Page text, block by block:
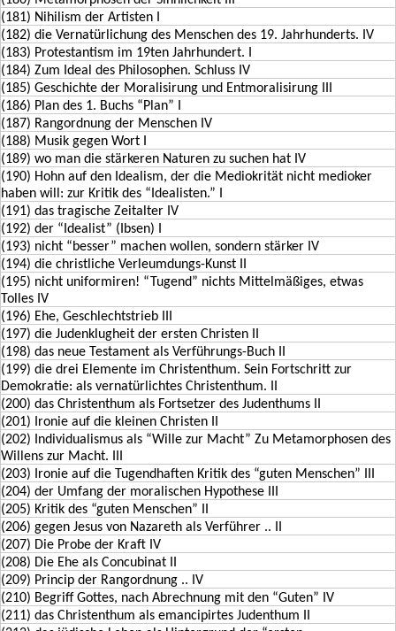
(181) Nihilism der Artisten I
(182) die Vernatürlichung des Menschen des 19. Jahrhunderts. IV
(183) Protestantism im 19ten Jahrhundert. I
(184) Zum Ideal des Philosophen. Schluss IV
(185) Geschichte der Moralisirung und Entmoralisirung III
(186) Plan des 1. Buchs “Plan” I
(187) Rangordnung der Menschen IV
(188) Musik gegen Wort I
(189) wo man die stärkeren Naturen zu suchen hat IV
(190) Hohn auf den Idealism, der die Mediokrität nicht medioker
haben will: zur Kritik des “Idealisten.” I
(191) das tragische Zeitalter IV
(192) der “Idealist” (Ibsen) I
(193) nicht “besser” machen wollen, sondern stärker IV
(194) die christliche Verleumdungs-Kunst II
(195) nicht uniformiren! “Tugend” nichts Mittelmäßiges, etwas
Tolles IV
(196) Ehe, Geschlechtstrieb III
(197) die Judenklugheit der ersten Christen II
(198) das neue Testament als Verführungs-Buch II
(199) die drei Elemente im Christenthum. Sein Fortschritt zur
Demokratie: als vernatürlichtes Christenthum. II
(200) das Christenthum als Fortsetzer des Judenthums II
(201) Ironie auf die kleinen Christen II
(202) Individualismus als “Wille zur Macht” Zu Metamorphosen des
Willens zur Macht. III
(203) Ironie auf die Tugendhaften Kritik des “guten Menschen” III
(204) der Umfang der moralischen Hypothese III
(205) Kritik des “guten Menschen” II
(206) gegen Jesus von Nazareth als Verführer .. II
(207) Die Probe der Kraft IV
(208) Die Ehe als Concubinat II
(209) Princip der Rangordnung .. IV
(210) Begriff Gottes, nach Abrechnung mit den “Guten” IV
(211) das Christenthum als emancipirtes Judenthum II